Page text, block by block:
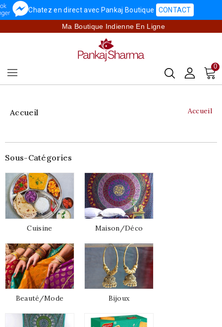
Chatez en direct avec Pankaj Boutique CONTACT
Ma Boutique Indienne En Ligne
0
Accueil Accueil
Sous-Catégories
Cuisine Maison/Déco
Beauté/Mode Bijoux